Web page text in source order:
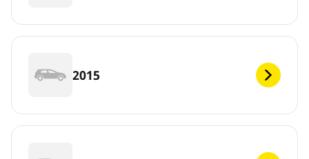
2015